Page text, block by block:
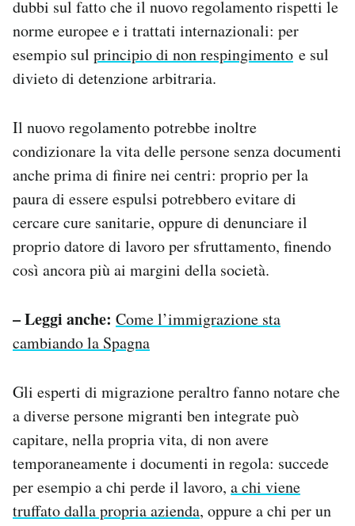
dubbi sul fatto che il nuovo regolamento rispetti le
norme europee e i trattati internazionali: per
esempio sul principio di non respingimento e sul
divieto di detenzione arbitraria.
Il nuovo regolamento potrebbe inoltre
condizionare la vita delle persone senza documenti
anche prima di finire nei centri: proprio per la
paura di essere espulsi potrebbero evitare di
cercare cure sanitarie, oppure di denunciare il
proprio datore di lavoro per sfruttamento, finendo
così ancora più ai margini della società.
– Leggi anche: Come l’immigrazione sta
cambiando la Spagna
Gli esperti di migrazione peraltro fanno notare che
a diverse persone migranti ben integrate può
capitare, nella propria vita, di non avere
temporaneamente i documenti in regola: succede
per esempio a chi perde il lavoro, a chi viene
truffato dalla propria azienda, oppure a chi per un